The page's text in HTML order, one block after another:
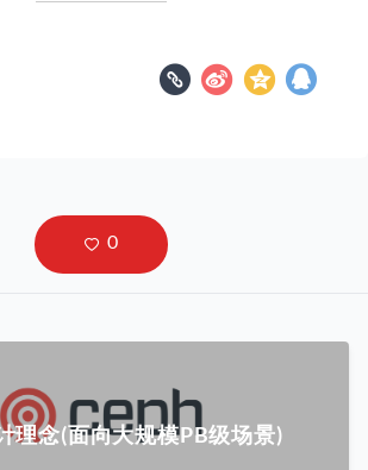
理念(面向大规模PB级场景)